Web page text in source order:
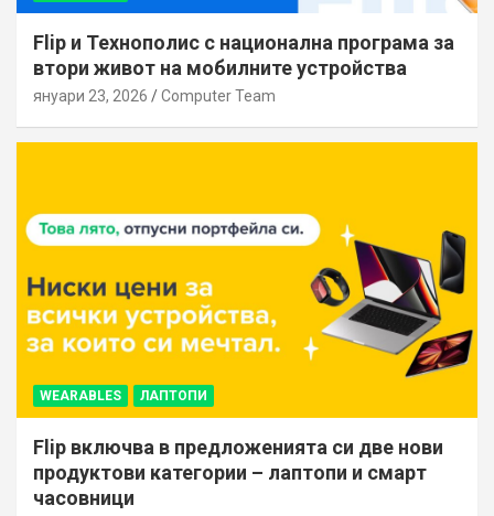
Flip и Технополис с национална програма за
втори живот на мобилните устройства
януари 23, 2026 Computer Team
WEARABLES ЛАПТОПИ
Flip включва в предложенията си две нови
продуктови категории – лаптопи и смарт
часовници